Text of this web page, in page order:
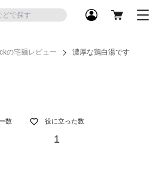
の宅麺レビュー 濃厚な鶏白湯です
数 役に立った数
1